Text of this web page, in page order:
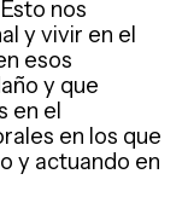
nos
y vivir en el
esos
y que
en el
en los que
y actuando en